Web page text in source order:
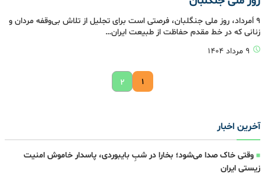
۹ اَمرداد، روز ملی جنگلبان، فرصتی است برای تجلیل از تلاش بی‌وقفه مردان و
زنانی که در خط مقدم حفاظت از طبیعت ایران…
۱ ۲
آخرین اخبار
وقتی خاک صدا می‌شود؛ بخارا در شبِ بایبوردی، پاسدار خاموش امنیت
زیستی ایران